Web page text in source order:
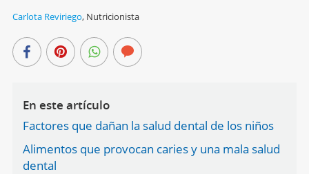
Carlota Reviriego, Nutricionista
En este artículo
Factores que dañan la salud dental de los niños
Alimentos que provocan caries y una mala salud
dental